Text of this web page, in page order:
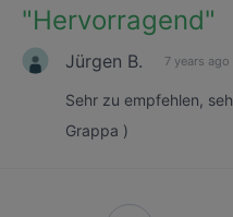
"Hervorragend"
Jürgen B. 7 years ago
Sehr zu empfehlen,
Grappa )